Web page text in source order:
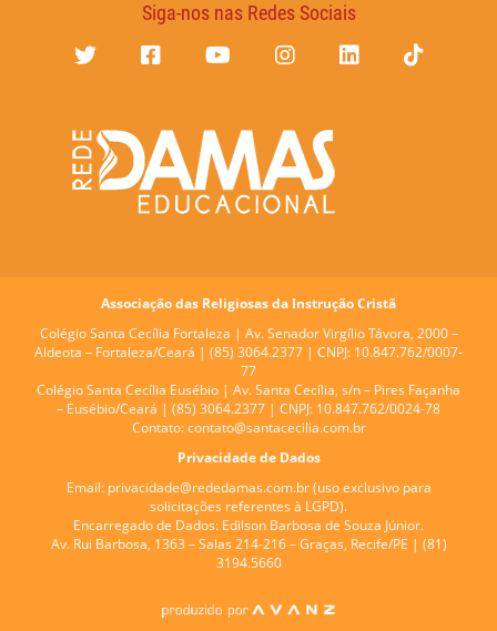
Siga-nos nas Redes Sociais
Associação das Religiosas da Instrução Cristã
Colégio Santa Cecília Fortaleza | Av. Senador Virgílio Távora, 2000 –
Aldeota – Fortaleza/Ceará | (85) 3064.2377 | CNPJ: 10.847.762/0007-
77
Colégio Santa Cecília Eusébio | Av. Santa Cecília, s/n – Pires Façanha
– Eusébio/Ceará | (85) 3064.2377 | CNPJ: 10.847.762/0024-78
Contato: contato@santacecilia.com.br
Privacidade de Dados
Email: privacidade@rededamas.com.br(uso exclusivo para
solicitações referentes à LGPD).
Encarregado de Dados: Edilson Barbosa de Souza Júnior.
Av. Rui Barbosa, 1363 – Salas 214-216 – Graças, Recife/PE | (81)
3194.5660